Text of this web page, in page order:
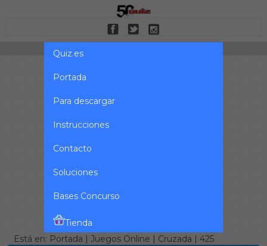
Quiz.es
Portada
Para descargar
Instrucciones
Contacto
Soluciones
Bases Concurso
Tienda
Está en: Portada | Juegos Online | Cruzada | 425